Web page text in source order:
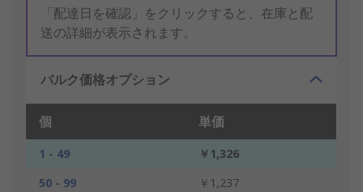
「配達日を確認」をクリックすると、在庫と配
送の詳細が表示されます。
バルク価格オプション
個 単価
1 - 49
￥1,326
50 - 99
￥1,237